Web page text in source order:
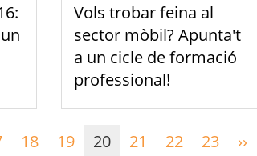
Vols trobar feina al
sector mòbil? Apunta't
a un cicle de formació
professional!
18 19 20 21 22 23 ››